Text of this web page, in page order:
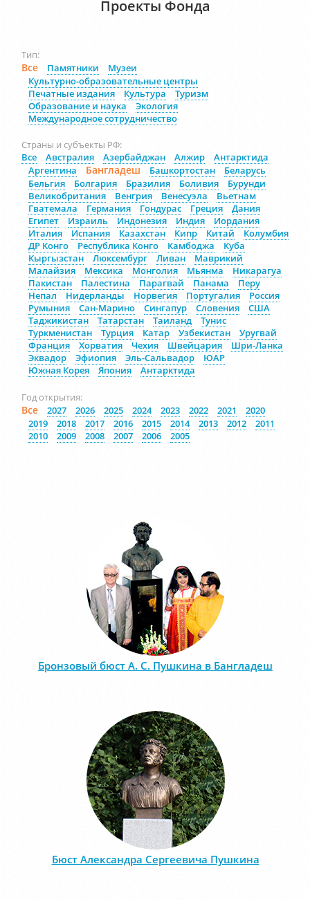
Проекты Фонда
Тип:
Все Памятники
Музеи
Культурно-образовательные центры
Печатные издания
Культура
Туризм
Образование и наука
Экология
Международное сотрудничество
Страны и субъекты РФ:
Все
Австралия Азербайджан Алжир
Антарктида
Аргентина
Бангладеш Башкортостан
Беларусь
Бельгия
Болгария Бразилия Боливия
Бурунди
Великобритания
Венгрия Венесуэла
Вьетнам
Гватемала
Германия Гондурас Греция
Дания
Египет
Израиль Индонезия Индия
Иордания
Италия
Испания Казахстан Кипр Китай
Колумбия
ДР Конго
Республика Конго Камбоджа
Куба
Кыргызстан
Люксембург Ливан
Маврикий
Малайзия
Мексика Монголия Мьянма
Никарагуа
Пакистан
Палестина Парагвай Панама
Перу
Непал
Нидерланды Норвегия Португалия
Россия
Румыния
Сан-Марино Сингапур Словения
США
Таджикистан
Татарстан Таиланд
Тунис
Туркменистан
Турция Катар Узбекистан
Уругвай
Франция
Хорватия Чехия Швейцария
Шри-Ланка
Эквадор
Эфиопия Эль-Сальвадор
ЮАР
Южная Корея
Япония Антарктида
Год открытия:
Все 2027 2026 2025 2024 2023 2022 2021
2020
2019
2018 2017 2016 2015 2014 2013 2012
2011
2010
2009 2008 2007 2006 2005
Бронзовый бюст А. С. Пушкина в Бангладеш
Бюст Александра Сергеевича Пушкина